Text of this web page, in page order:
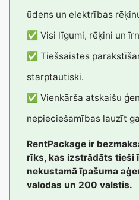
ūdens un elektrības
✅ Visi līgumi, rēķini un
✅ Tiešsaistes
starptautiski.
✅ Vienkārša atskaišu
nepieciešamības lauzīt
RentPackage ir
rīks, kas izstrādāts tieši
nekustamā īpašuma
valodas un 200 valstis.